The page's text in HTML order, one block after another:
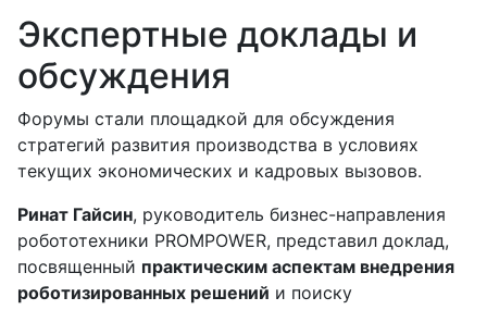
Экспертные доклады и
обсуждения
Форумы стали площадкой для обсуждения
стратегий развития производства в условиях
текущих экономических и кадровых вызовов.
Ринат Гайсин, руководитель бизнес-направления
робототехники PROMPOWER, представил доклад,
посвященный практическим аспектам внедрения
роботизированных решений и поиску